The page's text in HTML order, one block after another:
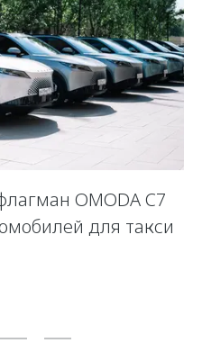
OMODA C7
для такси